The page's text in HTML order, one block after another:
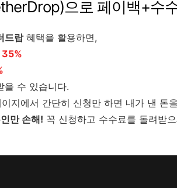
으로 페이백+수
드랍혜택을 활용하면,
35%
을 수 있습니다.
지에서 간단히 신청만 하면 내가 낸 돈
만 손해! 꼭 신청하고 수수료를 돌려받